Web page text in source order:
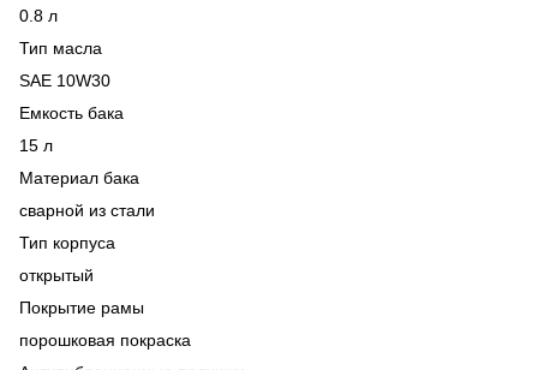
0.8 л
Тип масла
SAE 10W30
Емкость бака
15 л
Материал бака
сварной из стали
Тип корпуса
открытый
Покрытие рамы
порошковая покраска